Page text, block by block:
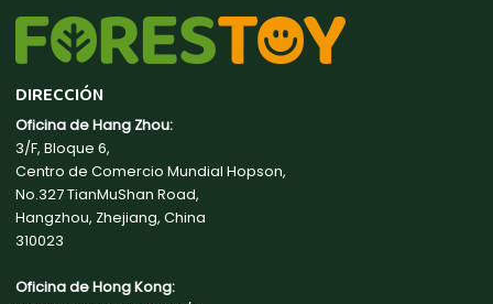
DIRECCIÓN
Oficina de Hang Zhou:
3/F, Bloque 6,
Centro de Comercio Mundial Hopson,
No.327 TianMuShan Road,
Hangzhou, Zhejiang, China
310023
Oficina de Hong Kong: